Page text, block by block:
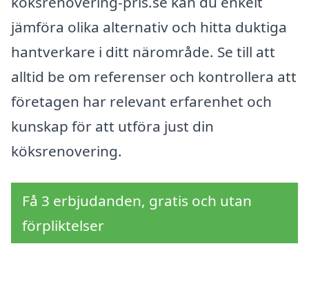
jämföra olika alternativ och hitta duktiga
hantverkare i ditt närområde. Se till att
alltid be om referenser och kontrollera att
företagen har relevant erfarenhet och
kunskap för att utföra just din
köksrenovering.
Få 3 erbjudanden, gratis och utan
förpliktelser